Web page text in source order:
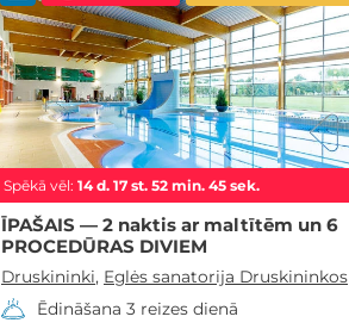
Spēkā vēl: 14d. 17 st. 52 min. 44 sek.
ĪPAŠAIS — 2 naktis ar maltītēm un 6
PROCEDŪRAS DIVIEM
Druskininki, Eglės sanatorija Druskininkos
Ēdināšana 3 reizes dienā